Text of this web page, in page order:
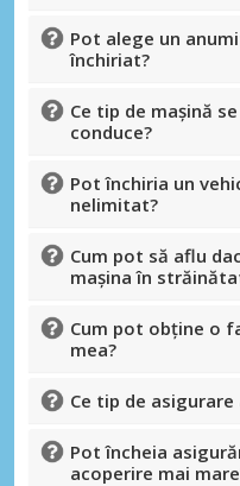
Pot alege un
închiriat?
Ce tip de mașină
conduce?
Pot închiria un
nelimitat?
Cum pot să aflu
mașina în
Cum pot obține o
mea?
Ce tip de
Pot încheia
acoperire mai